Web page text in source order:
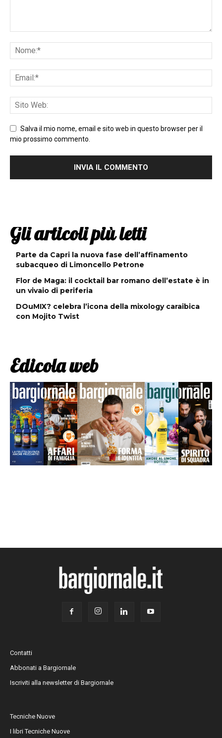
Salva il mio nome, email e sito web in questo browser per il
mio prossimo commento.
Gli articoli più letti
Parte da Capri la nuova fase dell’affinamento
subacqueo di Limoncello Petrone
Flor de Maga: il cocktail bar romano dell’estate è in
un vivaio di periferia
DOuMIX? celebra l’icona della mixology caraibica
con Mojito Twist
Edicola web
Contatti
Abbonati a Bargiornale
Iscriviti alla newsletter di Bargiornale
Tecniche Nuove
I libri Tecniche Nuove